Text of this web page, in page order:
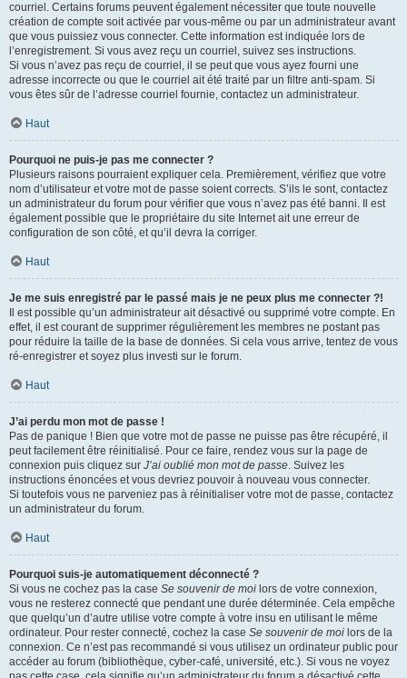
courriel. Certains forums peuvent également nécessiter que toute nouvelle
création de compte soit activée par vous-même ou par un administrateur avant
que vous puissiez vous connecter. Cette information est indiquée lors de
l’enregistrement. Si vous avez reçu un courriel, suivez ses instructions.
Si vous n’avez pas reçu de courriel, il se peut que vous ayez fourni une
adresse incorrecte ou que le courriel ait été traité par un filtre anti-spam. Si
vous êtes sûr de l’adresse courriel fournie, contactez un administrateur.
Haut
Pourquoi ne puis-je pas me connecter ?
Plusieurs raisons pourraient expliquer cela. Premièrement, vérifiez que votre
nom d’utilisateur et votre mot de passe soient corrects. S’ils le sont, contactez
un administrateur du forum pour vérifier que vous n’avez pas été banni. Il est
également possible que le propriétaire du site Internet ait une erreur de
configuration de son côté, et qu’il devra la corriger.
Haut
Je me suis enregistré par le passé mais je ne peux plus me connecter ?!
Il est possible qu’un administrateur ait désactivé ou supprimé votre compte. En
effet, il est courant de supprimer régulièrement les membres ne postant pas
pour réduire la taille de la base de données. Si cela vous arrive, tentez de vous
ré-enregistrer et soyez plus investi sur le forum.
Haut
J’ai perdu mon mot de passe !
Pas de panique ! Bien que votre mot de passe ne puisse pas être récupéré, il
peut facilement être réinitialisé. Pour ce faire, rendez vous sur la page de
connexion puis cliquez sur J’ai oublié mon mot de passe. Suivez les
instructions énoncées et vous devriez pouvoir à nouveau vous connecter.
Si toutefois vous ne parveniez pas à réinitialiser votre mot de passe, contactez
un administrateur du forum.
Haut
Pourquoi suis-je automatiquement déconnecté ?
Si vous ne cochez pas la case Se souvenir de moi lors de votre connexion,
vous ne resterez connecté que pendant une durée déterminée. Cela empêche
que quelqu’un d’autre utilise votre compte à votre insu en utilisant le même
ordinateur. Pour rester connecté, cochez la case Se souvenir de moi lors de la
connexion. Ce n’est pas recommandé si vous utilisez un ordinateur public pour
accéder au forum (bibliothèque, cyber-café, université, etc.). Si vous ne voyez